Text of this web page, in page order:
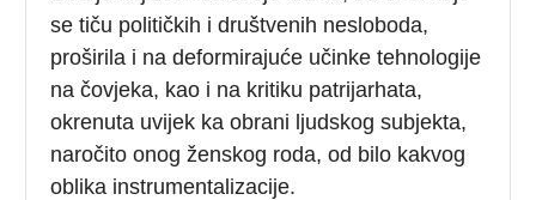
se tiču političkih i društvenih nesloboda,
proširila i na deformirajuće učinke tehnologije
na čovjeka, kao i na kritiku patrijarhata,
okrenuta uvijek ka obrani ljudskog subjekta,
naročito onog ženskog roda, od bilo kakvog
oblika instrumentalizacije.